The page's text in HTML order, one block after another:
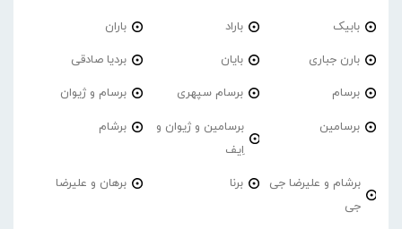
بابیک باراد باران
بارن جباری بایان بردیا صادقی
برسام برسام سپهری برسام و ژیوان
برسامین
برسامین و ژیوان و
اِیف
برشام
برشام و علیرضا جی
جی
برنا برهان و علیرضا